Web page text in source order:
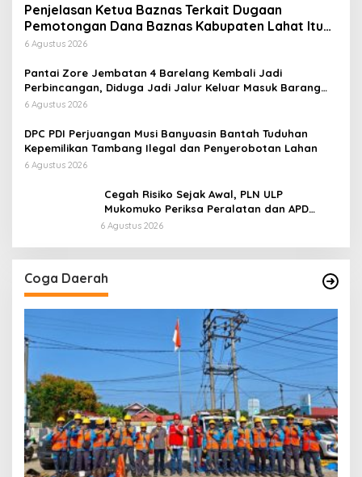
Penjelasan Ketua Baznas Terkait Dugaan
Pemotongan Dana Baznas Kabupaten Lahat Itu
Tidak Benar
6 Agustus 2026
Pantai Zore Jembatan 4 Barelang Kembali Jadi
Perbincangan, Diduga Jadi Jalur Keluar Masuk Barang
Tanpa Dokumen Kepabeanan, Nama Berinisial WL
di Kawasan Pesisir
6 Agustus 2026
DPC PDI Perjuangan Musi Banyuasin Bantah Tuduhan
Kepemilikan Tambang Ilegal dan Penyerobotan Lahan
6 Agustus 2026
Cegah Risiko Sejak Awal, PLN ULP
Mukomuko Periksa Peralatan dan APD
Petugas secara Rutin
6 Agustus 2026
Coga Daerah